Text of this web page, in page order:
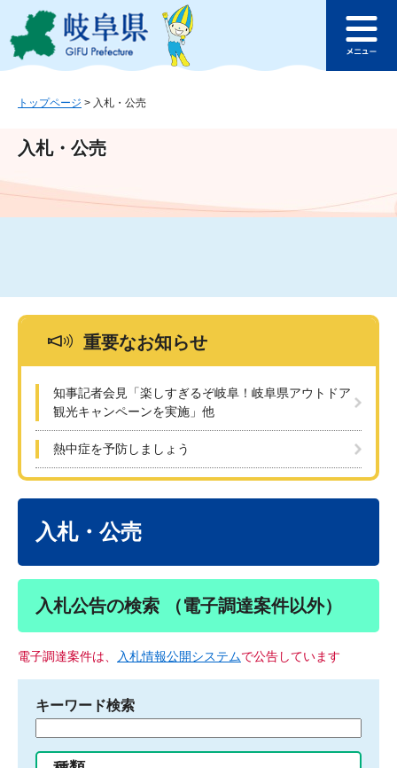
ジ
ュ
文
このページの本文へ
ュ
トップページ > 入札・公売
入札・公売
重要なお知らせ
知事記者会見「楽しすぎるぞ岐阜！岐阜県アウトドア
観光キャンペーンを実施」他
熱中症を予防しましょう
入札・公売
入札公告の検索 （電子調達案件以外）
電子調達案件は、 入札情報公開システムで公告しています
キーワード検索